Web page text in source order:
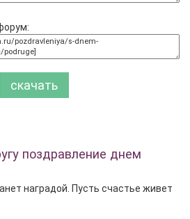
скачать
поздравление днем
наградой. Пусть счастье живет